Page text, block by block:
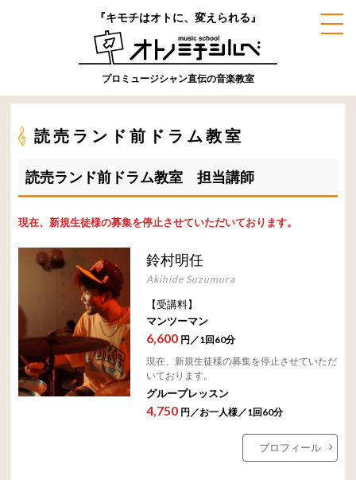
『キモチはオトに、変えられる』
プロミュージシャン直伝の音楽教室
読売ランド前ドラム教室
読売ランド前ドラム教室 担当講師
現在、新規生徒様の募集を停止させていただいております。
鈴村明任
Akihide Suzumura
【受講料】
マンツーマン
6,600 円／1回60分
現在、新規生徒様の募集を停止させていただ
いております。
グループレッスン
4,750 円／お一人様／1回60分
プロフィール